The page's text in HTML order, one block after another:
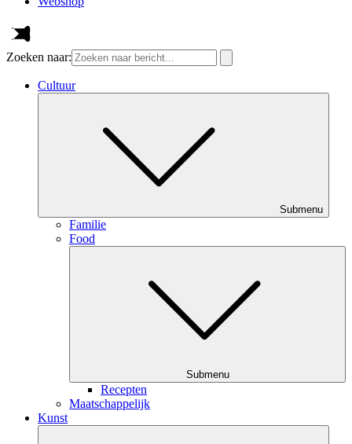
Zoeken naar:
Cultuur
Submenu
Familie
Food
Submenu
Recepten
Maatschappelijk
Kunst